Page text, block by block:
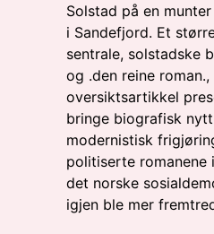
Solstad på en
i Sandefjord. Et
sentrale, solstadske
og .den reine
oversiktsartikkel
bringe biografisk
modernistisk
politiserte
det norske
igjen ble mer